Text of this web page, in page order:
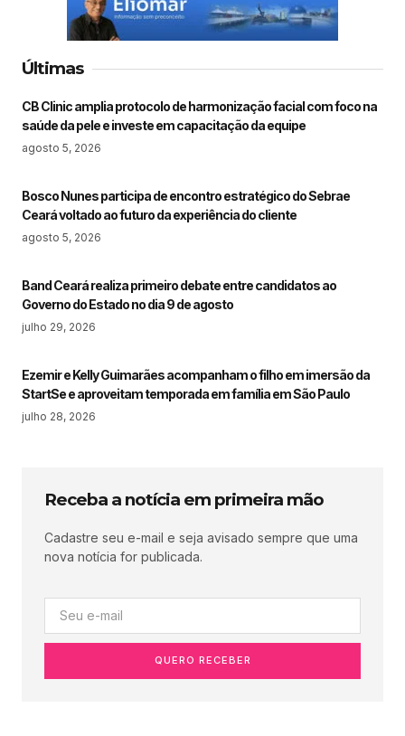
Últimas
CB Clinic amplia protocolo de harmonização facial com foco na
saúde da pele e investe em capacitação da equipe
agosto 5, 2026
Bosco Nunes participa de encontro estratégico do Sebrae
Ceará voltado ao futuro da experiência do cliente
agosto 5, 2026
Band Ceará realiza primeiro debate entre candidatos ao
Governo do Estado no dia 9 de agosto
julho 29, 2026
Ezemir e Kelly Guimarães acompanham o filho em imersão da
StartSe e aproveitam temporada em família em São Paulo
julho 28, 2026
Receba a notícia em primeira mão
Cadastre seu e-mail e seja avisado sempre que uma
nova notícia for publicada.
QUERO RECEBER